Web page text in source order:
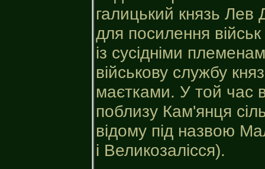
галицький князь
для посилення
із сусідніми
військову службу
маєтками. У той час
поблизу Кам'янця
відому під назвою
і Великозалісся).